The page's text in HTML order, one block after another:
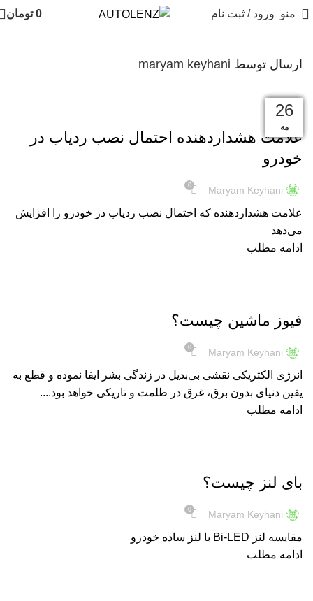
منو ورود / ثبت نام 0 تومان
ارسال توسط maryam keyhani
05
آگوست
اطلاعات عمومی
علامت هشداردهنده احتمال نصب ردیاب در
خودرو
Maryam Keyhani
0
علامت هشداردهنده که احتمال نصب ردیاب در خودرو را افزایش
می‌دهد
ادامه مطلب
29
جولای
فیوز ماشین چیست؟
Maryam Keyhani
0
انرژی الکتریکی نقشی بی‌بدیل در زندگی بشر ایفا نموده و قطع به
یقین دنیای بدون برق، غرق در ظلمت و تاریکی خواهد بود....
ادامه مطلب
14
جولای
بای لنز چیست؟
Maryam Keyhani
0
مقایسه لنز Bi-LED با لنز ساده خودرو
ادامه مطلب
07
جولای
29
ژوئن
20
ژوئن
13
ژوئن
06
ژوئن
26
مه